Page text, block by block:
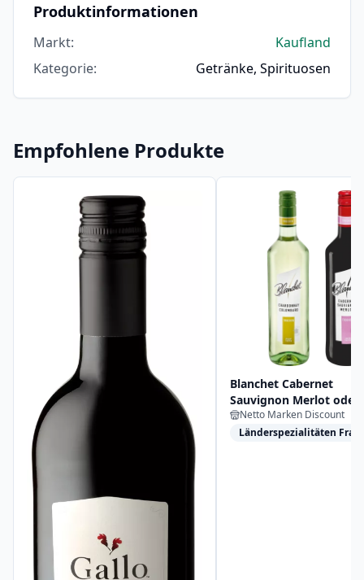
Produktinformationen
Markt:
Kaufland
Kategorie: Getränke, Spirituosen
Empfohlene Produkte
Blanchet Cabernet
Sauvignon Merlot oder
Chardonnay Colombard
Netto Marken Discount
Länderspezialitäten